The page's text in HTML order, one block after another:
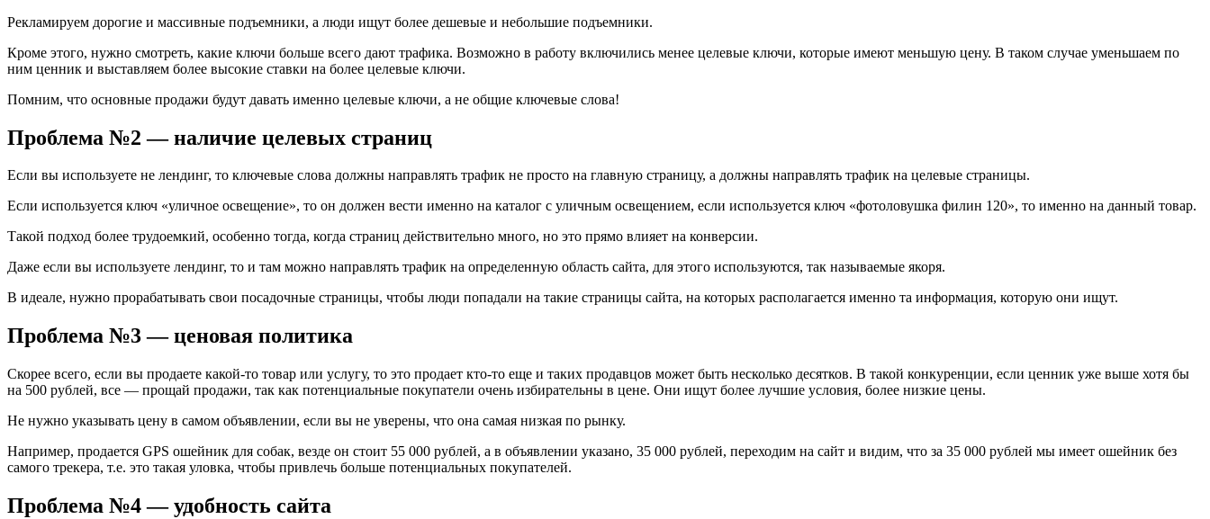
Рекламируем дорогие и массивные подъемники, а люди ищут более дешевые и небольшие подъемники.
Кроме этого, нужно смотреть, какие ключи больше всего дают трафика. Возможно в работу включились менее целевые ключи, которые имеют меньшую цену. В таком случае уменьшаем по
ним ценник и выставляем более высокие ставки на более целевые ключи.
Помним, что основные продажи будут давать именно целевые ключи, а не общие ключевые слова!
Проблема №2 — наличие целевых страниц
Если вы используете не лендинг, то ключевые слова должны направлять трафик не просто на главную страницу, а должны направлять трафик на целевые страницы.
Если используется ключ «уличное освещение», то он должен вести именно на каталог с уличным освещением, если используется ключ «фотоловушка филин 120», то именно на данный товар.
Такой подход более трудоемкий, особенно тогда, когда страниц действительно много, но это прямо влияет на конверсии.
Даже если вы используете лендинг, то и там можно направлять трафик на определенную область сайта, для этого используются, так называемые якоря.
В идеале, нужно прорабатывать свои посадочные страницы, чтобы люди попадали на такие страницы сайта, на которых располагается именно та информация, которую они ищут.
Проблема №3 — ценовая политика
Скорее всего, если вы продаете какой-то товар или услугу, то это продает кто-то еще и таких продавцов может быть несколько десятков. В такой конкуренции, если ценник уже выше хотя бы
на 500 рублей, все — прощай продажи, так как потенциальные покупатели очень избирательны в цене. Они ищут более лучшие условия, более низкие цены.
Не нужно указывать цену в самом объявлении, если вы не уверены, что она самая низкая по рынку.
Например, продается GPS ошейник для собак, везде он стоит 55 000 рублей, а в объявлении указано, 35 000 рублей, переходим на сайт и видим, что за 35 000 рублей мы имеет ошейник без
самого трекера, т.е. это такая уловка, чтобы привлечь больше потенциальных покупателей.
Проблема №4 — удобность сайта